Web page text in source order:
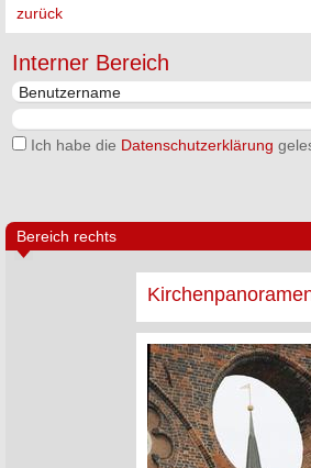
zurück
Interner Bereich
Ich habe die Datenschutzerklärung
Bereich rechts